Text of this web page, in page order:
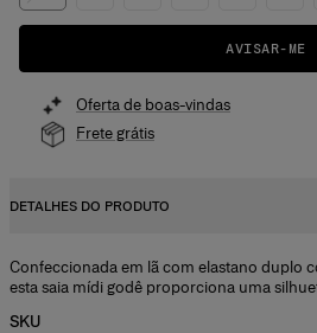
AVISAR-ME
Oferta de boas-vindas
Frete grátis
DETALHES DO PRODUTO
Confeccionada em lã com elastano duplo
esta saia mídi godê proporciona uma
SKU